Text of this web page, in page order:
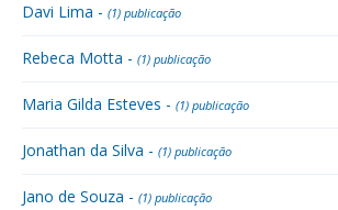
Davi Lima - (1) publicação
Rebeca Motta - (1) publicação
Maria Gilda Esteves - (1) publicação
Jonathan da Silva - (1) publicação
Jano de Souza - (1) publicação